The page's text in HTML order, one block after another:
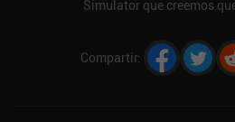
Simulator que creemos
Compartir: